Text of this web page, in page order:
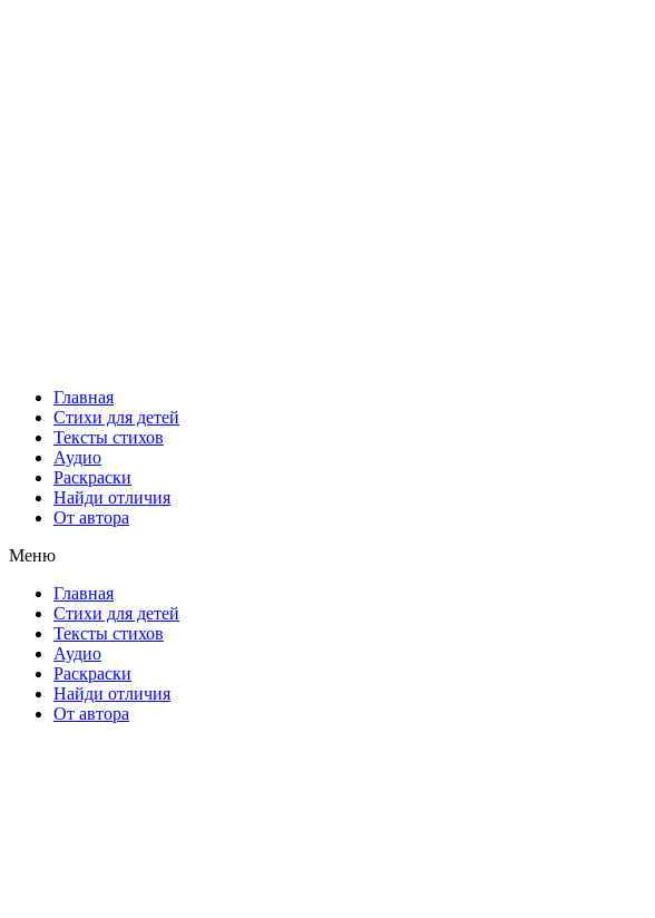
Главная
Стихи для детей
Тексты стихов
Аудио
Раскраски
Найди отличия
От автора
Меню
Главная
Стихи для детей
Тексты стихов
Аудио
Раскраски
Найди отличия
От автора